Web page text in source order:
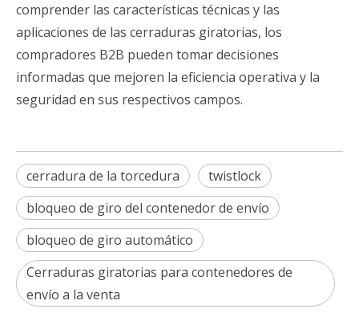
comprender las características técnicas y las
aplicaciones de las cerraduras giratorias, los
compradores B2B pueden tomar decisiones
informadas que mejoren la eficiencia operativa y la
seguridad en sus respectivos campos.
cerradura de la torcedura
twistlock
bloqueo de giro del contenedor de envío
bloqueo de giro automático
Cerraduras giratorias para contenedores de
envío a la venta